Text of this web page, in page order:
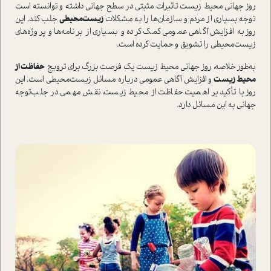
روز جهانی محیط زیست تاثیرات مثبتی در سطح جهانی داشته و توانسته ا‌ست
توجه بسیاری از مردم و سازمان‌ها را به مشکلاتزیست‌محیطی جلب کند. این
روز به افزایش آگاهی عمومی کمک کرده و بسیاری از برنامه‌ها و پروژه‌های
زیست‌محیطی را تشویق و حمایت کرده ا‌ست.
به‌طور خلاصه، روز جهانی محیط زیست یک فرصت بزرگ برای ترویج حفاظت از
محیط زیست و افزایش آگاهی عمومی درباره مسائل زیست‌محیطی ا‌ست. این
روز با تأکید بر اهمیت حفاظت از محیط زیست، نقش مهمی در جلب‌توجه
جهانی به این مسائل دارد.